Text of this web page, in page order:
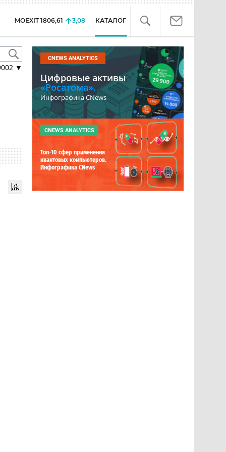
MOEXIT 1806,61 3,08 КАТАЛОГ
▼
CNEWS ANALYTICS
Цифровые активы
«Росатома».
Инфографика CNews
CNEWS ANALYTICS
Топ-10 сфер применения
квантовых компьютеров.
Инфографика CNews